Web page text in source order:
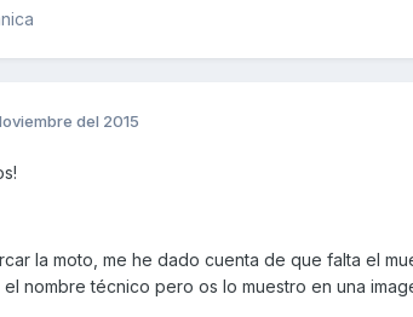
del 2015
la moto, me he dado cuenta de que falta el
nombre técnico pero os lo muestro en una